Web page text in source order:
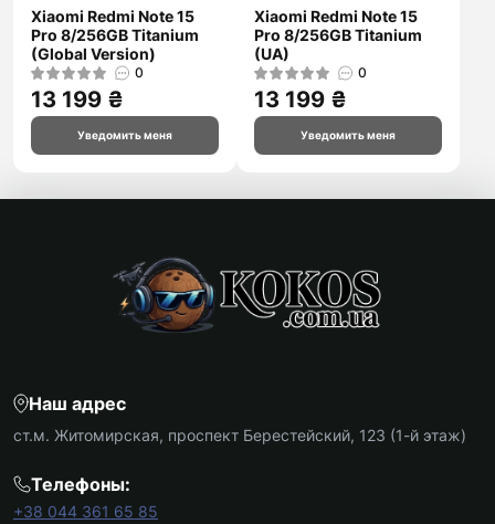
Xiaomi Redmi Note 15
Pro 8/256GB Titanium
(Global Version)
0
13 199 ₴
Уведомить меня
Xiaomi Redmi Note 15
Pro 8/256GB Titanium
(UA)
0
13 199 ₴
Уведомить меня
Наш адрес
ст.м. Житомирская, проспект Берестейский, 123 (1-й этаж)
Телефоны:
+38 044 361 65 85